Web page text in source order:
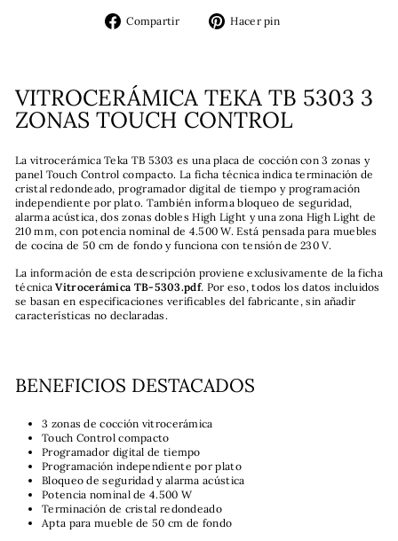
Compartir
CompartirHacer pin
VITROCERÁMICA TEKA TB 5303 3
ZONAS TOUCH CONTROL
La vitrocerámica Teka TB 5303 es una placa de cocción con 3 zonas y
panel Touch Control compacto. La ficha técnica indica terminación de
cristal redondeado, programador digital de tiempo y programación
independiente por plato. También informa bloqueo de seguridad,
alarma acústica, dos zonas dobles High Light y una zona High Light de
210 mm, con potencia nominal de 4.500 W. Está pensada para muebles
de cocina de 50 cm de fondo y funciona con tensión de 230 V.
La información de esta descripción proviene exclusivamente de la ficha
técnicaVitrocerámica TB-5303.pdf. Por eso, todos los datos incluidos
se basan en especificaciones verificables del fabricante, sin añadir
características no declaradas.
BENEFICIOS DESTACADOS
3 zonas de cocción vitrocerámica
Touch Control compacto
Programador digital de tiempo
Programación independiente por plato
Bloqueo de seguridad y alarma acústica
Potencia nominal de 4.500 W
Terminación de cristal redondeado
Apta para mueble de 50 cm de fondo